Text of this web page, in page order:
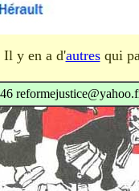
Il y en a d'autresqui